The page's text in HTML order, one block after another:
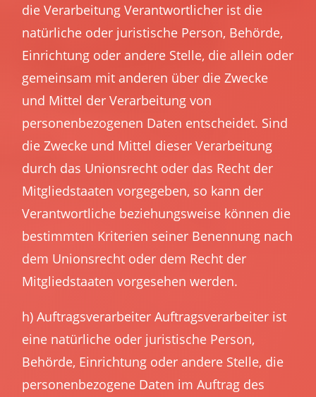
die Verarbeitung Verantwortlicher ist die
natürliche oder juristische Person, Behörde,
Einrichtung oder andere Stelle, die allein oder
gemeinsam mit anderen über die Zwecke
und Mittel der Verarbeitung von
personenbezogenen Daten entscheidet. Sind
die Zwecke und Mittel dieser Verarbeitung
durch das Unionsrecht oder das Recht der
Mitgliedstaaten vorgegeben, so kann der
Verantwortliche beziehungsweise können die
bestimmten Kriterien seiner Benennung nach
dem Unionsrecht oder dem Recht der
Mitgliedstaaten vorgesehen werden.
h) Auftragsverarbeiter Auftragsverarbeiter ist
eine natürliche oder juristische Person,
Behörde, Einrichtung oder andere Stelle, die
personenbezogene Daten im Auftrag des